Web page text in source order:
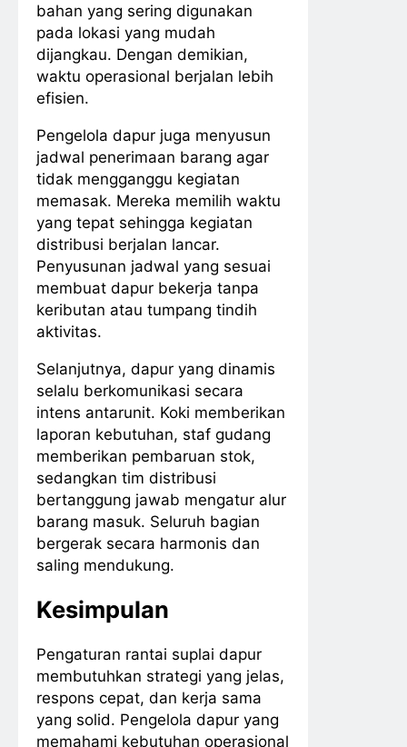
bahan yang sering digunakan
pada lokasi yang mudah
dijangkau. Dengan demikian,
waktu operasional berjalan lebih
efisien.
Pengelola dapur juga menyusun
jadwal penerimaan barang agar
tidak mengganggu kegiatan
memasak. Mereka memilih waktu
yang tepat sehingga kegiatan
distribusi berjalan lancar.
Penyusunan jadwal yang sesuai
membuat dapur bekerja tanpa
keributan atau tumpang tindih
aktivitas.
Selanjutnya, dapur yang dinamis
selalu berkomunikasi secara
intens antarunit. Koki memberikan
laporan kebutuhan, staf gudang
memberikan pembaruan stok,
sedangkan tim distribusi
bertanggung jawab mengatur alur
barang masuk. Seluruh bagian
bergerak secara harmonis dan
saling mendukung.
Kesimpulan
Pengaturan rantai suplai dapur
membutuhkan strategi yang jelas,
respons cepat, dan kerja sama
yang solid. Pengelola dapur yang
memahami kebutuhan operasional